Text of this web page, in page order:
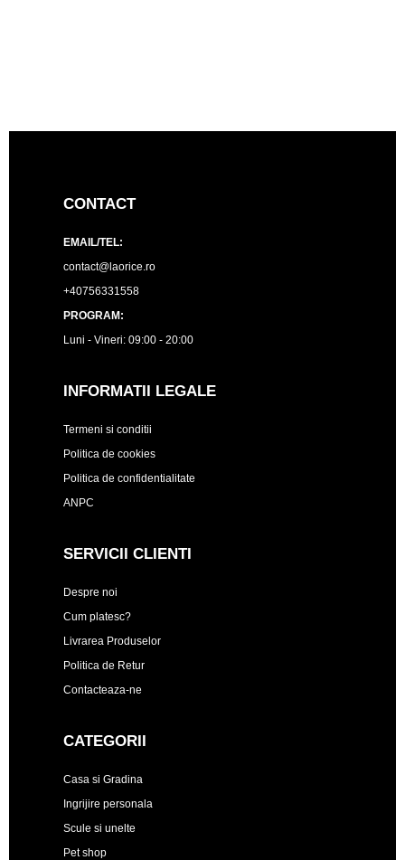
CONTACT
EMAIL/TEL:
contact@laorice.ro
+40756331558
PROGRAM:
Luni - Vineri: 09:00 - 20:00
INFORMATII LEGALE
Termeni si conditii
Politica de cookies
Politica de confidentialitate
ANPC
SERVICII CLIENTI
Despre noi
Cum platesc?
Livrarea Produselor
Politica de Retur
Contacteaza-ne
CATEGORII
Casa si Gradina
Ingrijire personala
Scule si unelte
Pet shop